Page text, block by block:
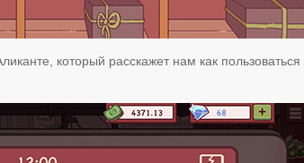
который расскажет нам как пользоваться